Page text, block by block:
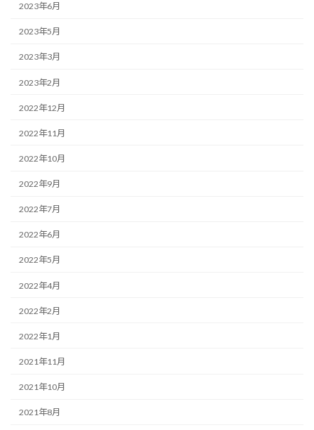
2023年6月
2023年5月
2023年3月
2023年2月
2022年12月
2022年11月
2022年10月
2022年9月
2022年7月
2022年6月
2022年5月
2022年4月
2022年2月
2022年1月
2021年11月
2021年10月
2021年8月